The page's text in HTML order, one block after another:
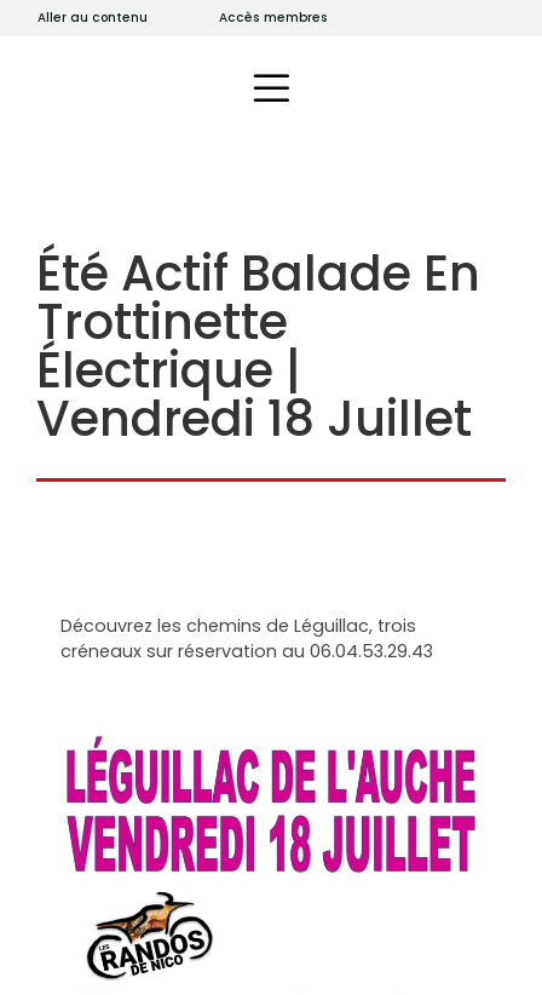
Aller au contenu Accès membres
Été Actif Balade En
Trottinette
Électrique |
Vendredi 18 Juillet
Découvrez les chemins de Léguillac, trois
créneaux sur réservation au 06.04.53.29.43